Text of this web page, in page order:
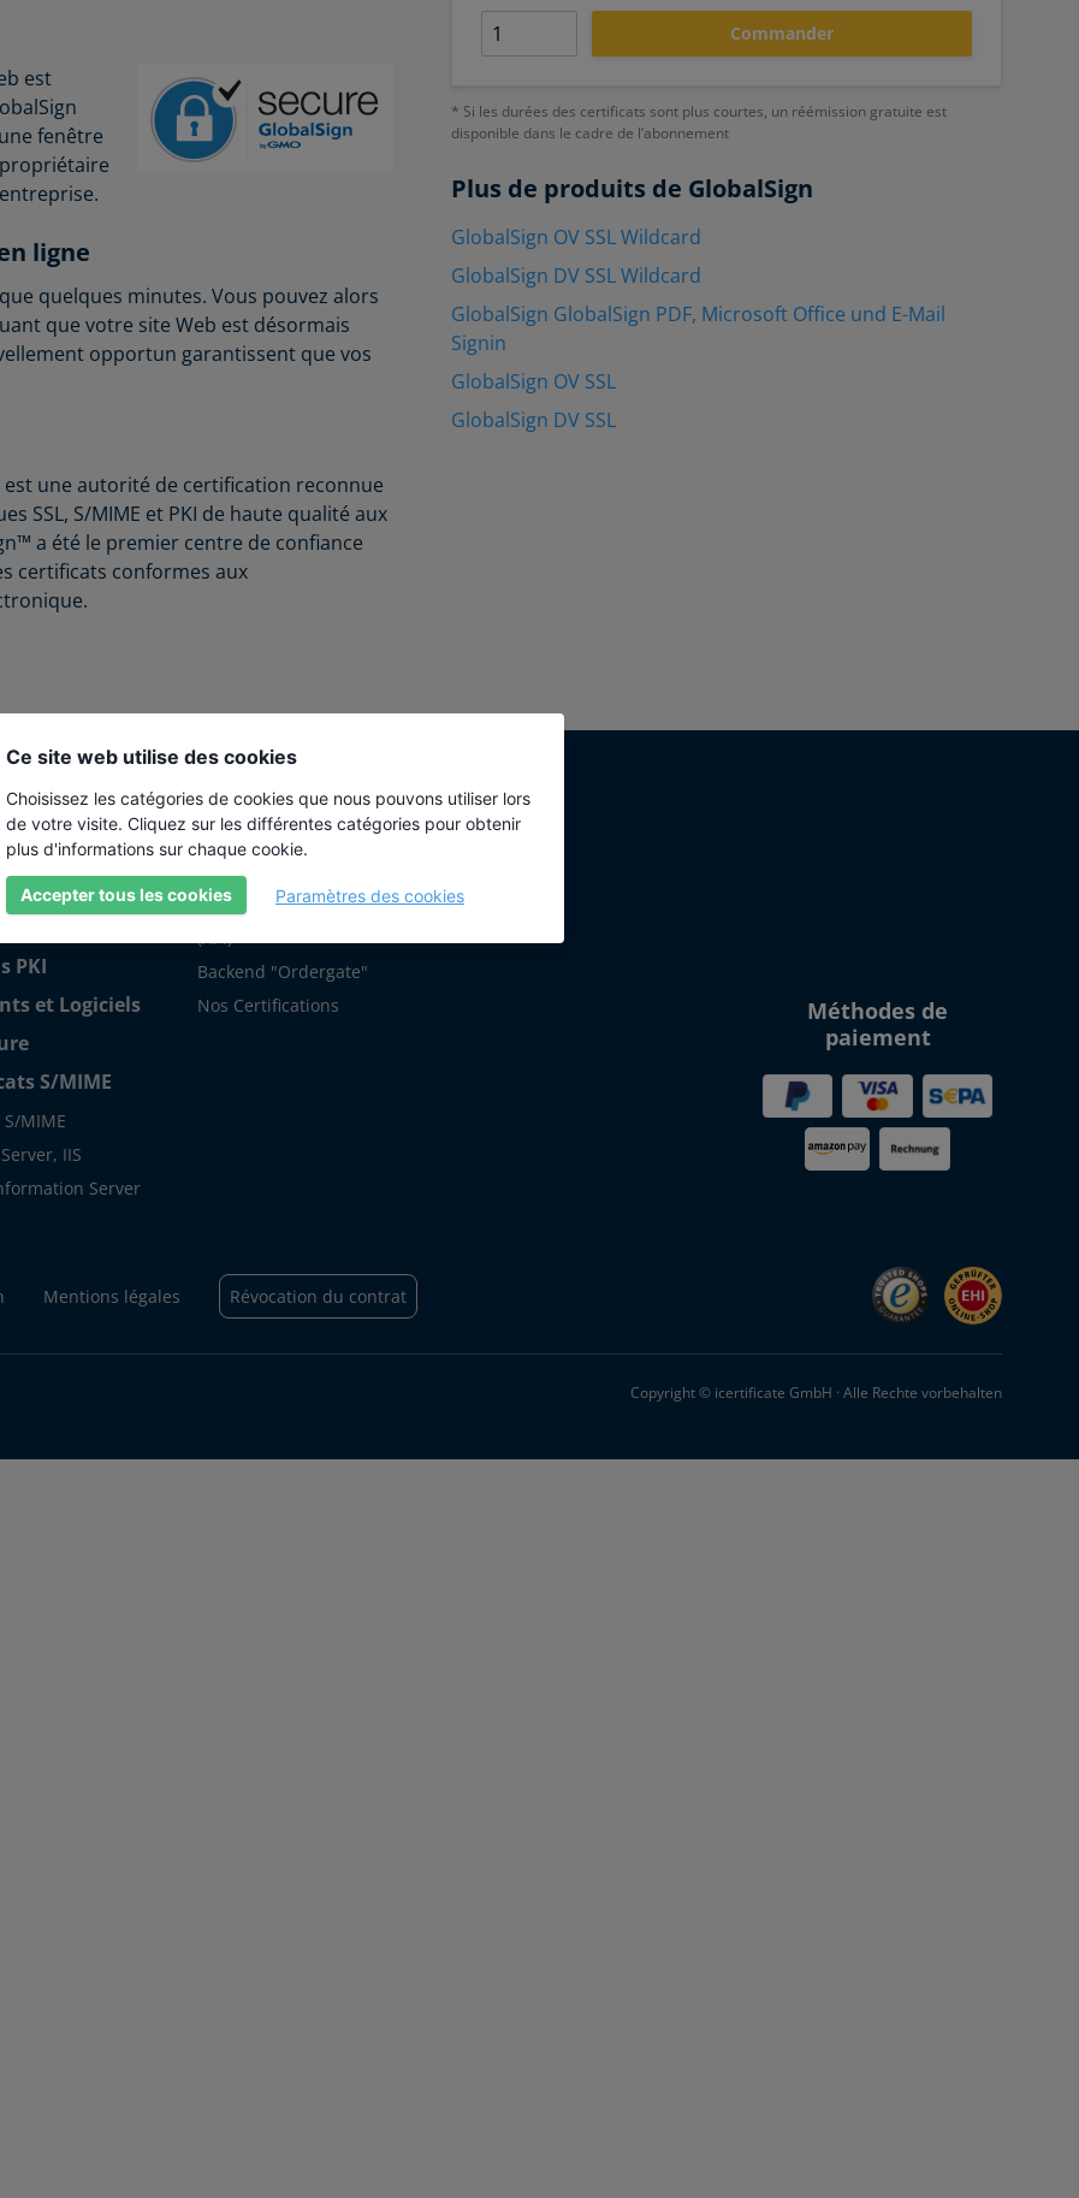
est
fenêtre
ligne
quelques minutes. Vous pouvez alors
que votre site Web est désormais
opportun garantissent que vos
est une autorité de certification reconnue
SSL, S/MIME et PKI de haute qualité aux
a été le premier centre de confiance
certificats conformes aux
Commander
* Si les durées des certificats sont plus courtes, un réémission gratuite est
disponible dans le cadre de l’abonnement
Plus de produits de GlobalSign
GlobalSign OV SSL Wildcard
GlobalSign DV SSL Wildcard
GlobalSign GlobalSign PDF, Microsoft Office und E-Mail
Signin
GlobalSign OV SSL
GlobalSign DV SSL
SSL
/ SAN
PKI
et Logiciels
S/MIME
MIME
IIS
Server
À propos de nous
10 Bonnes Raisons de
Choisir SSLplus
Interface de Programmation
(API)
Backend "Ordergate"
Nos Certifications
Aide
Méthodes de
paiement
Mentions légales Révocation du contrat
Copyright © icertificate GmbH · Alle Rechte vorbehalten
Ce site web utilise des cookies
Choisissez les catégories de cookies que nous pouvons utiliser lors
de votre visite. Cliquez sur les différentes catégories pour obtenir
plus d'informations sur chaque cookie.
Accepter tous les cookies Paramètres des cookies